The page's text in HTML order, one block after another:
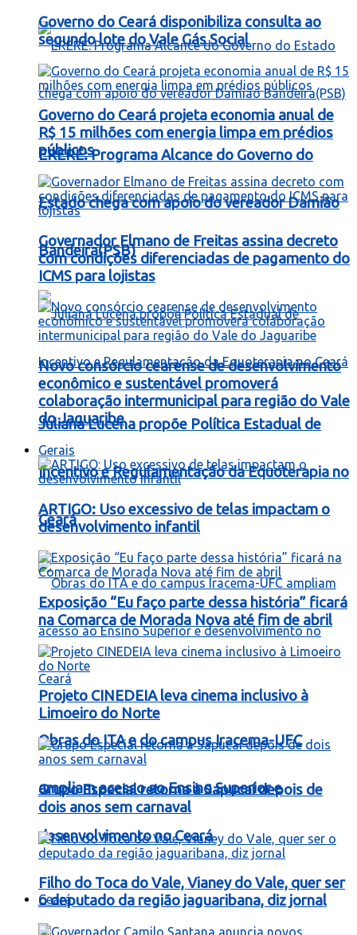
ERERÉ: Programa Alcance do Governo do
Estado chega com apoio do vereador Damião
Bandeira(PSB)
Juliana Lucena propõe Política Estadual de
Incentivo e Regulamentação da Equoterapia no
Ceará
Obras do ITA e do campus Iracema-UFC
ampliam acesso ao Ensino Superior e
desenvolvimento no Ceará
Ceará
Governo do Ceará disponibiliza consulta ao
segundo lote do Vale Gás Social
Governo do Ceará projeta economia anual de
R$ 15 milhões com energia limpa em prédios
públicos
Governador Elmano de Freitas assina decreto
com condições diferenciadas de pagamento do
ICMS para lojistas
Novo consórcio cearense de desenvolvimento
econômico e sustentável promoverá
colaboração intermunicipal para região do Vale
do Jaguaribe
Gerais
ARTIGO: Uso excessivo de telas impactam o
desenvolvimento infantil
Exposição “Eu faço parte dessa história” ficará
na Comarca de Morada Nova até fim de abril
Projeto CINEDEIA leva cinema inclusivo à
Limoeiro do Norte
Grupo Especial retorna à Sapucaí depois de
dois anos sem carnaval
Filho do Toca do Vale, Vianey do Vale, quer ser
o deputado da região jaguaribana, diz jornal